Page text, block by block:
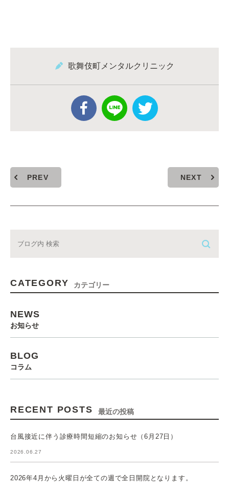
歌舞伎町メンタルクリニック
PREV NEXT
CATEGORY カテゴリー
NEWS
お知らせ
BLOG
コラム
RECENT POSTS 最近の投稿
台風接近に伴う診療時間短縮のお知らせ（6月27日）
2026.06.27
2026年4月から火曜日が全ての週で全日開院となります。